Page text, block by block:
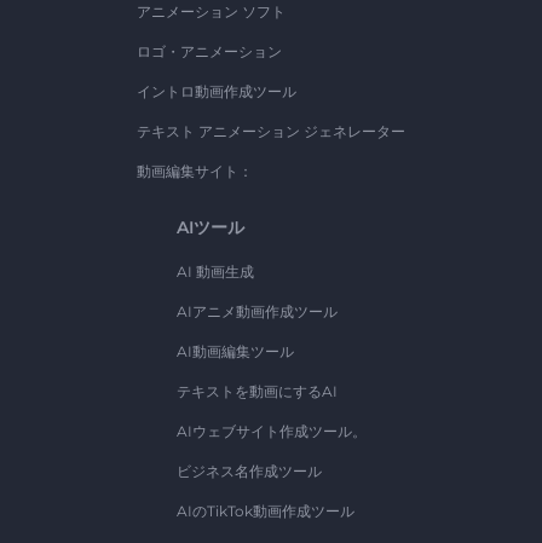
アニメーション ソフト
ロゴ・アニメーション
イントロ動画作成ツール
テキスト アニメーション ジェネレーター
動画編集サイト：
AIツール
AI 動画生成
AIアニメ動画作成ツール
AI動画編集ツール
テキストを動画にするAI
AIウェブサイト作成ツール。
ビジネス名作成ツール
AIのTikTok動画作成ツール